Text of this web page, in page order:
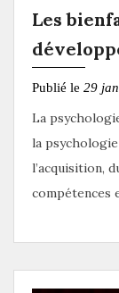
Les
Publié le 29
La
la psychologie
l’acquisition,
compétences